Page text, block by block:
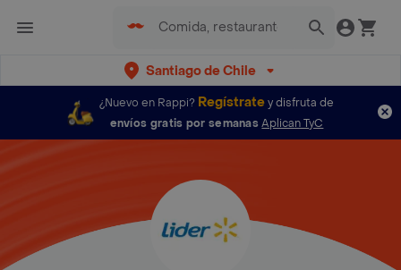
Santiago de Chile
¿Nuevo en Rappi? Regístratey disfruta de
envíos gratis por semanas Aplican TyC